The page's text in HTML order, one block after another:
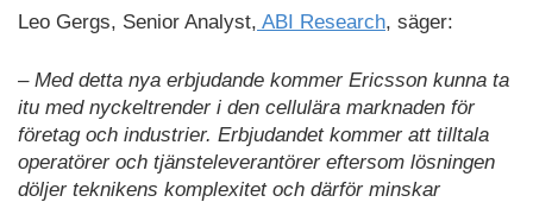
Leo Gergs, Senior Analyst, ABI Research, säger:
– Med detta nya erbjudande kommer Ericsson kunna ta
itu med nyckeltrender i den cellulära marknaden för
företag och industrier. Erbjudandet kommer att tilltala
operatörer och tjänsteleverantörer eftersom lösningen
döljer teknikens komplexitet och därför minskar